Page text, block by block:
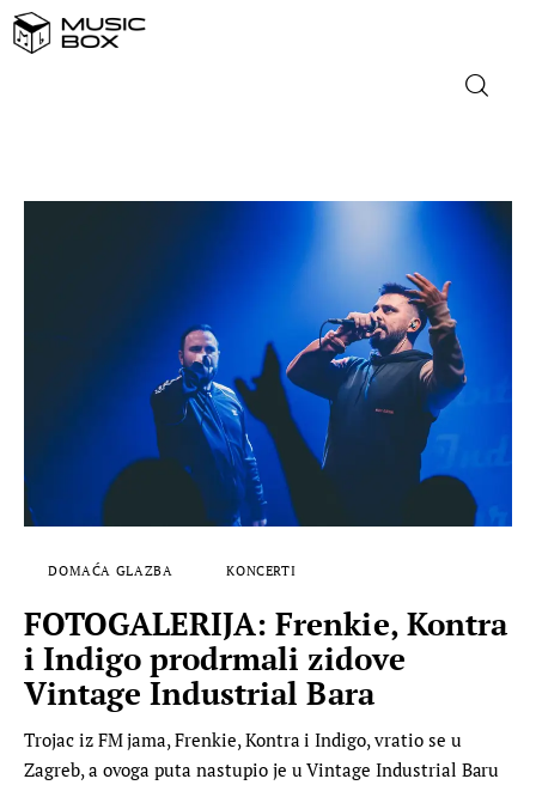
MUSIC BOX
DOMAĆA GLAZBA KONCERTI
FOTOGALERIJA: Frenkie, Kontra
i Indigo prodrmali zidove
Vintage Industrial Bara
Trojac iz FM jama, Frenkie, Kontra i Indigo, vratio se u
Zagreb, a ovoga puta nastupio je u Vintage Industrial Baru